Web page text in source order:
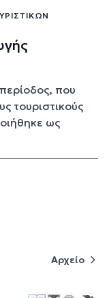
που
τουριστικούς
ως
page
Αρχείο